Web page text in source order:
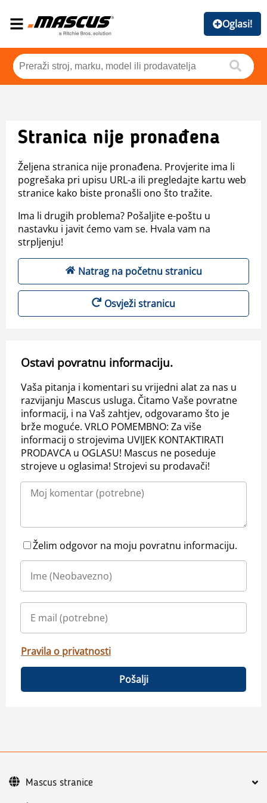
Oglasi!
Stranica nije pronađena
Željena stranica nije pronađena. Provjerite ima li
pogrešaka pri upisu URL-a ili pregledajte kartu web
stranice kako biste pronašli ono što tražite.
Ima li drugih problema? Pošaljite e-poštu u
nastavku i javit ćemo vam se. Hvala vam na
strpljenju!
Natrag na početnu stranicu
Osvježi stranicu
Ostavi povratnu informaciju.
Vaša pitanja i komentari su vrijedni alat za nas u
razvijanju Mascus usluga. Čitamo Vaše povratne
informacij, i na Vaš zahtjev, odgovaramo što je
brže moguće. VRLO POMEMBNO: Za više
informacij o strojevima UVIJEK KONTAKTIRATI
PRODAVCA u OGLASU! Mascus ne poseduje
strojeve u oglasima! Strojevi su prodavači!
Želim odgovor na moju povratnu informaciju.
Pravila o privatnosti
Pošalji
Mascus stranice